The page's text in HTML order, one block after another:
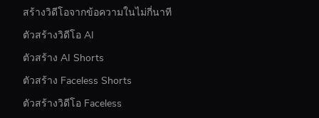
สร้างวิดีโอจากข้อความในไม่กี่นาที
ตัวสร้างวิดีโอ AI
ตัวสร้าง AI Shorts
ตัวสร้าง Faceless Shorts
ตัวสร้างวิดีโอ Faceless